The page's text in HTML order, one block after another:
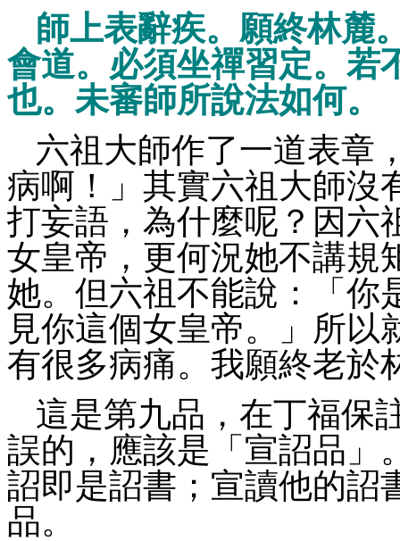
師上表辭疾。願終林麓
會道。必須坐禪習定。若
也。未審師所說法如何。
六祖大師作了一道表章
病啊！」其實六祖大師沒
打妄語，為什麼呢？因六
女皇帝，更何況她不講規
她。但六祖不能說：「你
見你這個女皇帝。」所
有很多病痛。我願終老於
這是第九品，在丁福保
誤的，應該是「宣詔品」
詔即是詔書；宣讀他的詔
品。